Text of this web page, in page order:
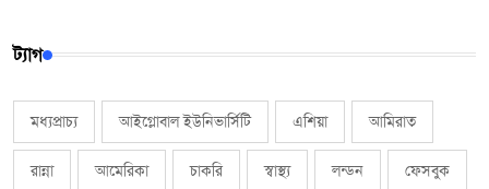
ট্যাগ
মধ্যপ্রাচ্য আইগ্লোবাল ইউনিভার্সিটি এশিয়া আমিরাত
রান্না আমেরিকা চাকরি স্বাস্থ্য লন্ডন ফেসবুক